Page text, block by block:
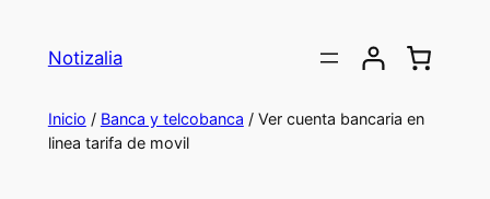
Notizalia
Inicio / Banca y telcobanca / Ver cuenta bancaria en
linea tarifa de movil